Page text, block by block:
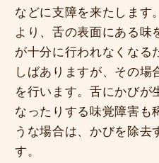
などに支障を来たします
より、舌の表面にある味
が十分に行われなくなる
しばありますが、その場
を行います。舌にかびが
なったりする味覚障害も
うな場合は、かびを除去
す。